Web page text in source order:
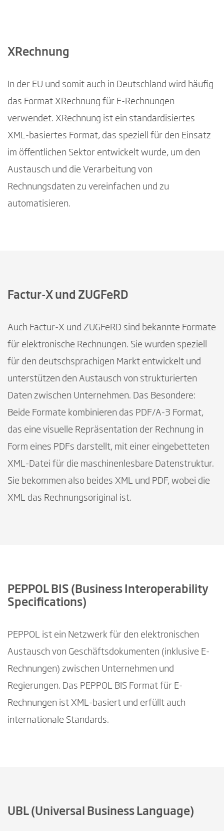
XRechnung
In der EU und somit auch in Deutschland wird häufig
das Format XRechnung für E-Rechnungen
verwendet. XRechnung ist ein standardisiertes
XML-basiertes Format, das speziell für den Einsatz
im öffentlichen Sektor entwickelt wurde, um den
Austausch und die Verarbeitung von
Rechnungsdaten zu vereinfachen und zu
automatisieren.
Factur-X und ZUGFeRD
Auch Factur-X und ZUGFeRD sind bekannte Formate
für elektronische Rechnungen. Sie wurden speziell
für den deutschsprachigen Markt entwickelt und
unterstützen den Austausch von strukturierten
Daten zwischen Unternehmen. Das Besondere:
Beide Formate kombinieren das PDF/A-3 Format,
das eine visuelle Repräsentation der Rechnung in
Form eines PDFs darstellt, mit einer eingebetteten
XML-Datei für die maschinenlesbare Datenstruktur.
Sie bekommen also beides XML und PDF, wobei die
XML das Rechnungsoriginal ist.
PEPPOL BIS (Business Interoperability
Specifications)
PEPPOL ist ein Netzwerk für den elektronischen
Austausch von Geschäftsdokumenten (inklusive E-
Rechnungen) zwischen Unternehmen und
Regierungen. Das PEPPOL BIS Format für E-
Rechnungen ist XML-basiert und erfüllt auch
internationale Standards.
UBL (Universal Business Language)